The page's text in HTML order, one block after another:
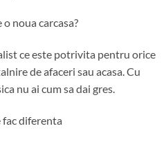
noua carcasa?
ce este potrivita pentru orice
de afaceri sau acasa. Cu
nu ai cum sa dai gres.
diferenta